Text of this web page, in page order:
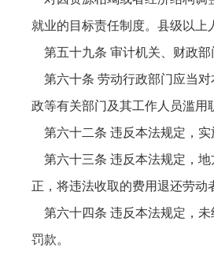
就业的目标责任制度。县级以
第五十九条 审计机关、财政部
第六十条 劳动行政部门应当
政等有关部门及其工作人员滥用
第六十二条 违反本法规定，实
第六十三条 违反本法规定，地
正，将违法收取的费用退还劳
第六十四条 违反本法规定，未
罚款。